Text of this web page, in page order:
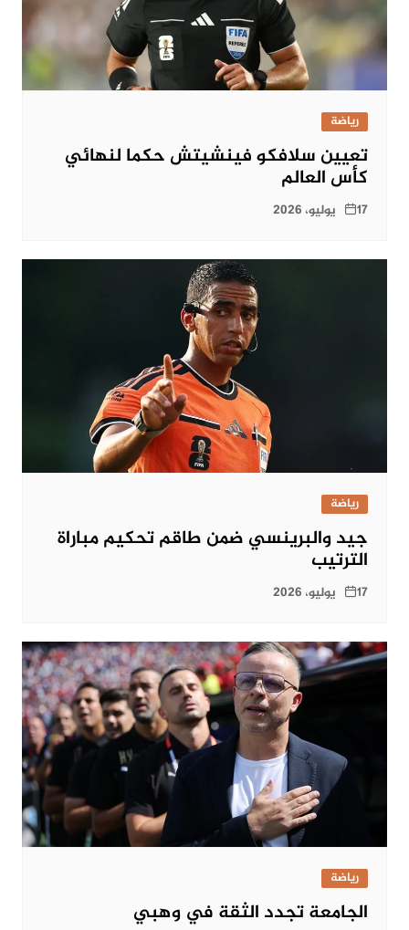
رياضة
تعيين سلافكو فينشيتش حكما لنهائي
كأس العالم
17 يوليو، 2026
رياضة
جيد والبرينسي ضمن طاقم تحكيم مباراة
الترتيب
17 يوليو، 2026
رياضة
الجامعة تجدد الثقة في وهبي